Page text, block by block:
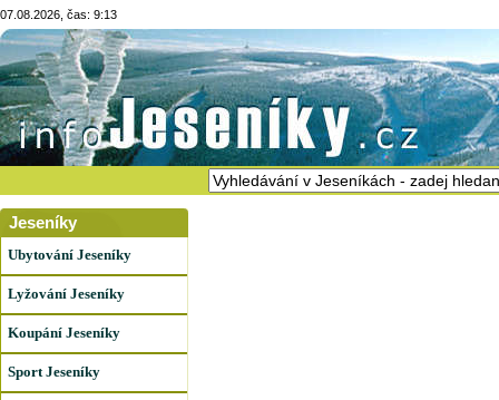
07.08.2026, čas: 9:13
Jeseníky
Ubytování Jeseníky
Lyžování Jeseníky
Koupání Jeseníky
Sport Jeseníky